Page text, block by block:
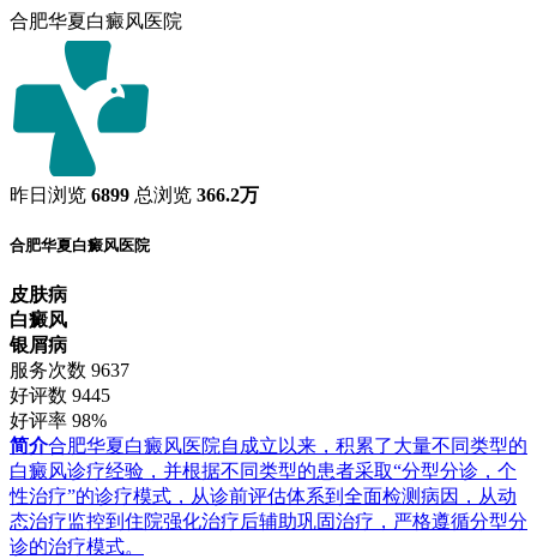
合肥华夏白癜风医院
昨日浏览 6899 总浏览 366.2万
合肥华夏白癜风医院
皮肤病
白癜风
银屑病
服务次数 9637
好评数 9445
好评率 98%
简介合肥华夏白癜风医院自成立以来，积累了大量不同类型的
白癜风诊疗经验，并根据不同类型的患者采取“分型分诊，个
性治疗”的诊疗模式，从诊前评估体系到全面检测病因，从动
态治疗监控到住院强化治疗后辅助巩固治疗，严格遵循分型分
诊的治疗模式。